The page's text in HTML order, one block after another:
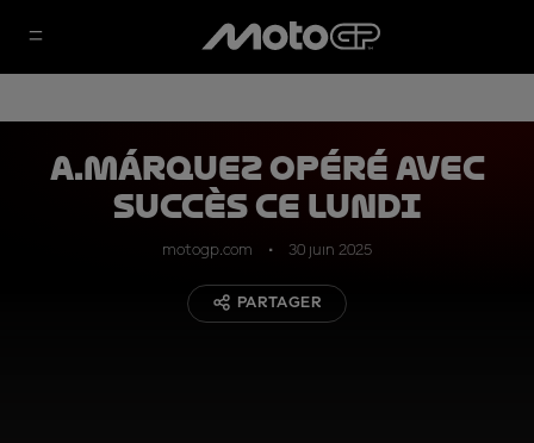
A.Márquez opéré avec
succès ce lundi
motogp.com 30 juin 2025
PARTAGER